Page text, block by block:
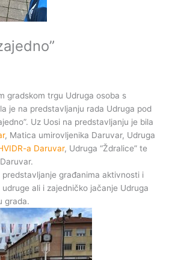
gradskom trgu Udruga osoba s
je na predstavljanju rada Udruga pod
Uz Uosi na predstavljanju je bila
, Matica umirovljenika Daruvar, Udruga
a Daruvar, Udruga “Ždralice” te
građanima aktivnosti i
ali i zajedničko jačanje Udruga
grada.